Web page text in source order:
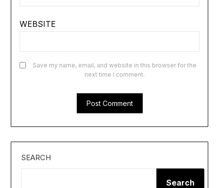
WEBSITE
Save my name, email, and website in this browser for the
next time I comment.
SEARCH
Search